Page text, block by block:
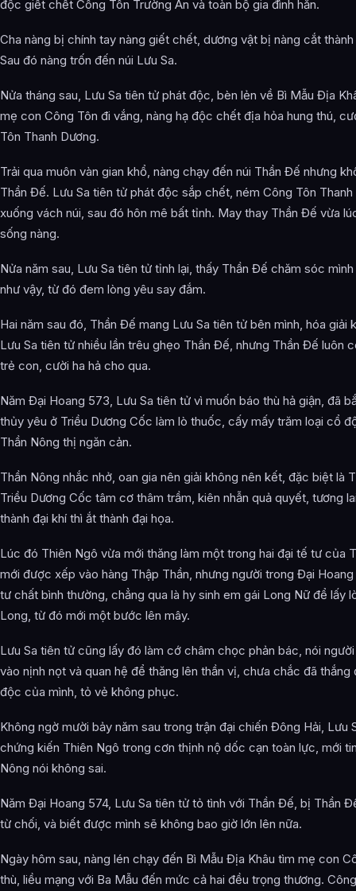
độc giết chết Công Tôn Trường An và toàn bộ gia đình hắn.
Cha nàng bị chính tay nàng giết chết, dương vật bị nàng cắt
Sau đó nàng trốn đến núi Lưu Sa.
Nửa tháng sau, Lưu Sa tiên tử phát độc, bèn lẻn về Bì Mẫu Địa
mẹ con Công Tôn đi vắng, nàng hạ độc chết địa hỏa hung thú,
Tôn Thanh Dương.
Trải qua muôn vàn gian khổ, nàng chạy đến núi Thần Đế nhưng
Thần Đế. Lưu Sa tiên tử phát độc sắp chết, ném Công Tôn Thanh
xuống vách núi, sau đó hôn mê bất tỉnh. May thay Thần Đế vừa
sống nàng.
Nửa năm sau, Lưu Sa tiên tử tỉnh lại, thấy Thần Đế chăm sóc
như vậy, từ đó đem lòng yêu say đắm.
Hai năm sau đó, Thần Đế mang Lưu Sa tiên tử bên mình, hóa giải
Lưu Sa tiên tử nhiều lần trêu ghẹo Thần Đế, nhưng Thần Đế luôn
trẻ con, cười ha hả cho qua.
Năm Đại Hoang 573, Lưu Sa tiên tử vì muốn báo thù hả giận, đã
thủy yêu ở Triều Dương Cốc làm lò thuốc, cấy mấy trăm loại cổ
Thần Nông thị ngăn cản.
Thần Nông nhắc nhở, oan gia nên giải không nên kết, đặc biệt là
Triều Dương Cốc tâm cơ thâm trầm, kiên nhẫn quả quyết, tương
thành đại khí thì ắt thành đại họa.
Lúc đó Thiên Ngô vừa mới thăng làm một trong hai đại tế tư của
mới được xếp vào hàng Thập Thần, nhưng người trong Đại Hoang
tư chất bình thường, chẳng qua là hy sinh em gái Long Nữ để lấy
Long, từ đó mới một bước lên mây.
Lưu Sa tiên tử cũng lấy đó làm cớ châm chọc phản bác, nói
vào nịnh nọt và quan hệ để thăng lên thần vị, chưa chắc đã
độc của mình, tỏ vẻ không phục.
Không ngờ mười bảy năm sau trong trận đại chiến Đông Hải, Lưu
chứng kiến Thiên Ngô trong cơn thịnh nộ dốc cạn toàn lực, mới
Nông nói không sai.
Năm Đại Hoang 574, Lưu Sa tiên tử tỏ tình với Thần Đế, bị Thần
từ chối, và biết được mình sẽ không bao giờ lớn lên nữa.
Ngày hôm sau, nàng lén chạy đến Bì Mẫu Địa Khâu tìm mẹ con
thù, liều mạng với Ba Mẫu đến mức cả hai đều trọng thương.